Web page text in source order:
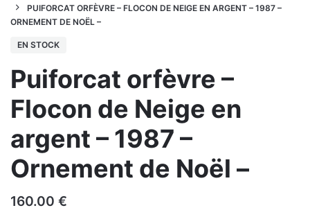
PUIFORCAT ORFÈVRE – FLOCON DE NEIGE EN ARGENT – 1987 –
ORNEMENT DE NOËL –
EN STOCK
Puiforcat orfèvre –
Flocon de Neige en
argent – 1987 –
Ornement de Noël –
160.00 €